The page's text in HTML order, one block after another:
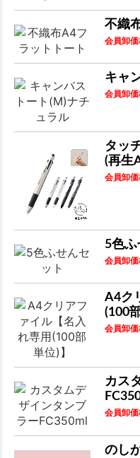
不織
会員卸価
キャ
会員卸価
タッ
(再生
会員卸価
5色ふ
会員卸価
A4ク
(100
会員卸価
カス
会員卸価
のし